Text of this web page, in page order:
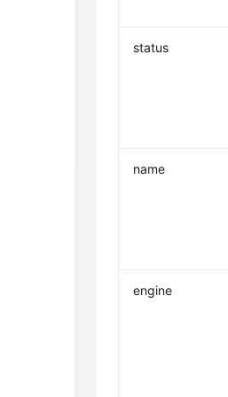
status
name
engine